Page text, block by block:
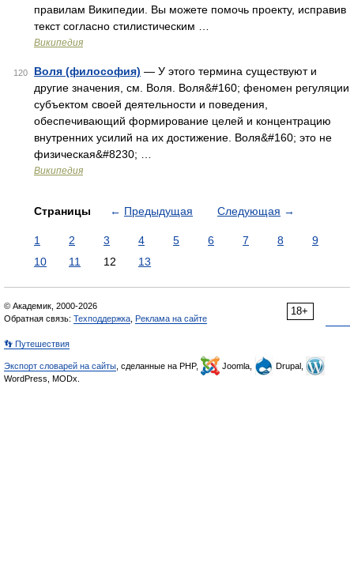
правилам Википедии. Вы можете помочь проекту, исправив
текст согласно стилистическим …
Википедия
120 Воля (философия) — У этого термина существуют и
другие значения, см. Воля. Воля&#160; феномен регуляции
субъектом своей деятельности и поведения,
обеспечивающий формирование целей и концентрацию
внутренних усилий на их достижение. Воля&#160; это не
физическая&#8230; …
Википедия
Страницы ← Предыдущая Следующая →
1 2 3 4 5 6 7 8
9
10
11 12 13
18+
© Академик, 2000-2026
Обратная связь: Техподдержка Реклама на сайте
👣 Путешествия
Экспорт словарей на сайты , сделанные на PHP, Joomla,
Drupal,
WordPress, MODx.